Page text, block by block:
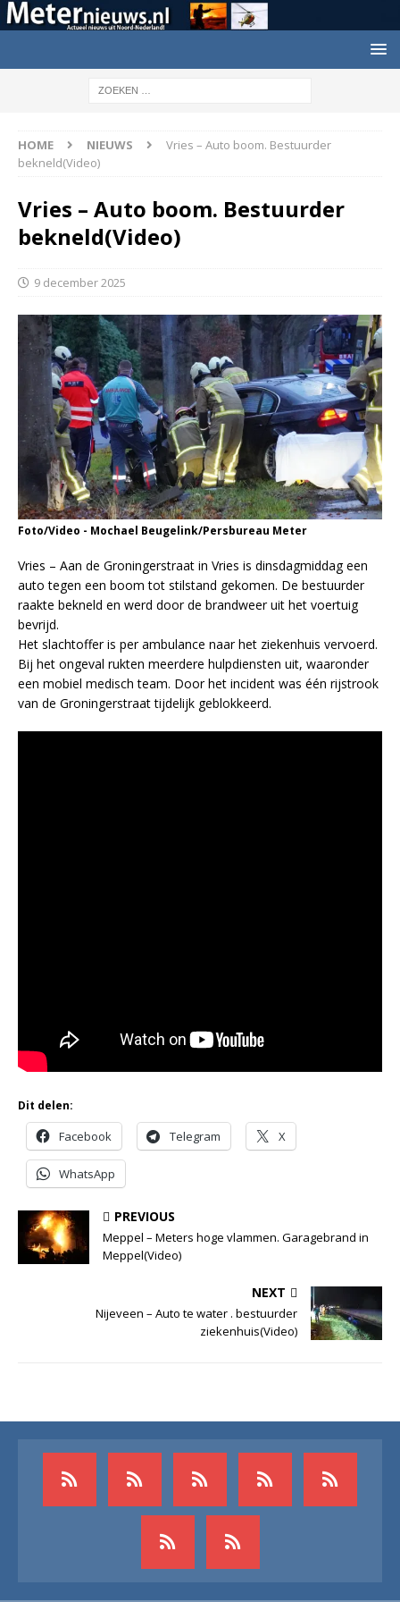
HOME NIEUWS
Vries – Auto boom. Bestuurder
bekneld(Video)
Vries – Auto boom. Bestuurder
bekneld(Video)
9 december 2025
Foto/Video - Mochael Beugelink/Persbureau Meter
Vries – Aan de Groningerstraat in Vries is dinsdagmiddag een
auto tegen een boom tot stilstand gekomen. De bestuurder
raakte bekneld en werd door de brandweer uit het voertuig
bevrijd.
Het slachtoffer is per ambulance naar het ziekenhuis vervoerd.
Bij het ongeval rukten meerdere hulpdiensten uit, waaronder
een mobiel medisch team. Door het incident was één rijstrook
van de Groningerstraat tijdelijk geblokkeerd.
Dit delen:
Facebook Telegram X
WhatsApp
PREVIOUS
Meppel – Meters hoge vlammen. Garagebrand in
Meppel(Video)
NEXT
Nijeveen – Auto te water . bestuurder
ziekenhuis(Video)